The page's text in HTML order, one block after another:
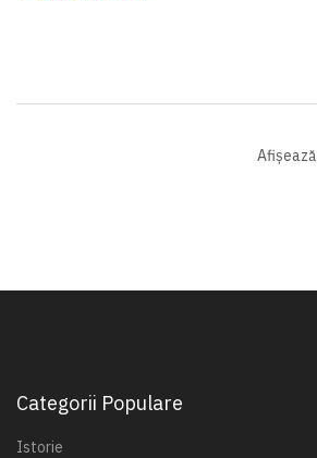
Afișează
Categorii Populare
Istorie